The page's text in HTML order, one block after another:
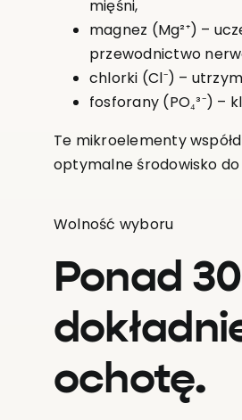
mięśni,
magnez (Mg²⁺) –
przewodnictwo
chlorki (Cl⁻) –
fosforany (PO₄³⁻) –
Te mikroelementy
optymalne środowisko
Wolność wyboru
Ponad
ochotę.